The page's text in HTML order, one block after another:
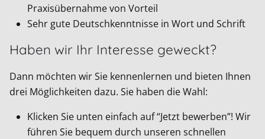
Praxisübernahme von Vorteil
Sehr gute Deutschkenntnisse in Wort und Schrift
Haben wir Ihr Interesse geweckt?
Dann möchten wir Sie kennenlernen und bieten Ihnen
drei Möglichkeiten dazu. Sie haben die Wahl:
Klicken Sie unten einfach auf “Jetzt bewerben”! Wir
führen Sie bequem durch unseren schnellen